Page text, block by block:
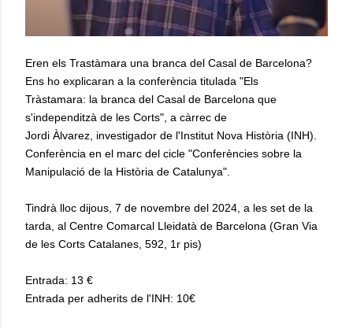
Eren els Trastàmara una branca del Casal de Barcelona?
Ens ho explicaran a la conferència titulada "Els
Tràstamara: la branca del Casal de Barcelona que
s'independitzà de les Corts", a càrrec de
Jordi Àlvarez, investigador de l'Institut Nova Història (INH).
Conferència en el marc del cicle "Conferències sobre la
Manipulació de la Història de Catalunya".
Tindrà lloc dijous, 7 de novembre del 2024, a les set de la
tarda, al Centre Comarcal Lleidatà de Barcelona (Gran Via
de les Corts Catalanes, 592, 1r pis)
Entrada: 13 €
Entrada per adherits de l'INH: 10€